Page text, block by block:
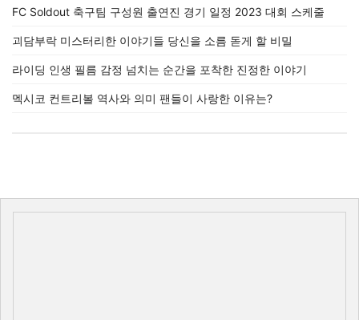
FC Soldout 축구팀 구성원 출연진 경기 일정 2023 대회 스케줄
괴담부락 미스터리한 이야기들 당신을 소름 돋게 할 비밀
라이딩 인생 필름 감정 넘치는 순간을 포착한 진정한 이야기
멕시코 컨트리볼 역사와 의미 팬들이 사랑한 이유는?